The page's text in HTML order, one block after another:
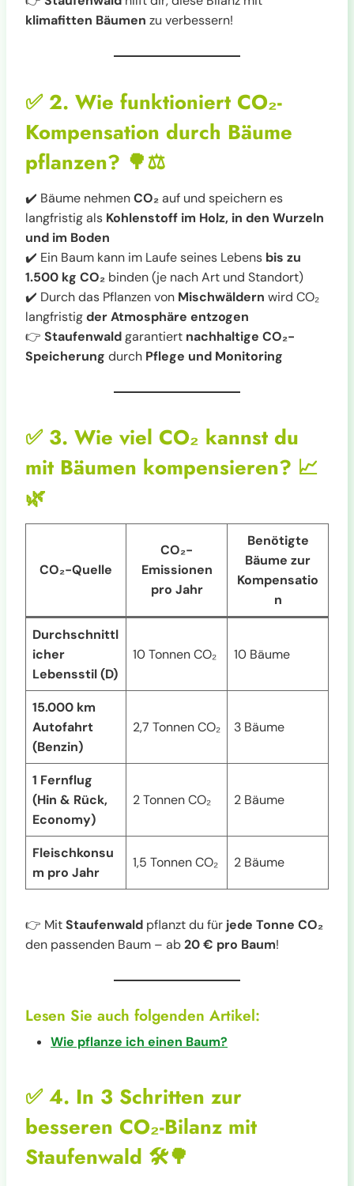
klimafitten Bäumen zu verbessern!
✅2. Wie funktioniert CO₂-
Kompensation durch Bäume
pflanzen? 🌳⚖️
✔️ Bäume nehmenCO₂ auf und speichern es
langfristig als Kohlenstoff im Holz, in den Wurzeln
und im Boden
✔️ Ein Baum kann im Laufe seines Lebens bis zu
1.500 kg CO₂ binden (je nach Art und Standort)
✔️ Durch das Pflanzen von Mischwäldern wird CO₂
langfristigder Atmosphäre entzogen
👉 Staufenwaldgarantiert nachhaltige CO₂-
Speicherung durch Pflege und Monitoring
✅ 3. Wie viel CO₂ kannst du
mit Bäumen kompensieren? 📈
🌿
CO₂-Quelle
CO₂-
Emissionen
pro Jahr
Benötigte
Bäume zur
Kompensatio
n
Durchschnittl
icher
Lebensstil (D)
10 Tonnen CO₂ 10 Bäume
15.000 km
Autofahrt
(Benzin)
2,7 Tonnen CO₂ 3 Bäume
1 Fernflug
(Hin & Rück,
Economy)
2 Tonnen CO₂ 2 Bäume
Fleischkonsu
m pro Jahr
1,5 Tonnen CO₂ 2 Bäume
👉 MitStaufenwald pflanzt du für jede Tonne CO₂
den passenden Baum – ab20 € pro Baum!
Lesen Sie auch folgenden Artikel:
Wie pflanze ich einen Baum?
✅4. In 3 Schritten zur
besseren CO₂-Bilanz mit
Staufenwald 🛠️🌳